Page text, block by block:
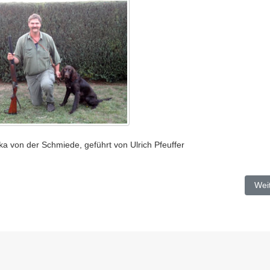
von der Schmiede, geführt von Ulrich Pfeuffer